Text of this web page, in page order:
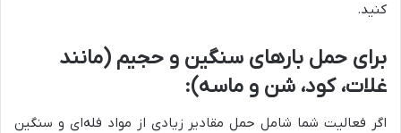
کنید.
برای حمل بارهای سنگین و حجیم (مانند
غلات، کود، شن و ماسه):
اگر فعالیت شما شامل حمل مقادیر زیادی از مواد فله‌ای و سنگین